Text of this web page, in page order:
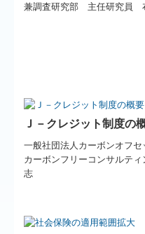
兼調査研究部 主任研究員
Ｊ－クレジット制度の
一般社団法人カーボンオフセ
カーボンフリーコンサルテ
志